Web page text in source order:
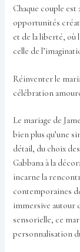
Chaque couple
opportunités
et de la liberté, où
celle de
Réinventer le
célébration
Le mariage de
bien plus qu’une
détail, du choix
Gabbana à la
incarne la
contemporaines
immersive autour
sensorielle, ce
personnalisation